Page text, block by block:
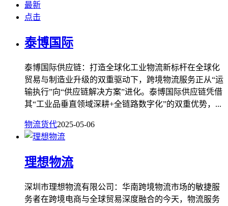
最新
点击
泰博国际
泰博国际供应链：打造全球化工业物流新标杆在全球化
贸易与制造业升级的双重驱动下，跨境物流服务正从“运
输执行”向“供应链解决方案”进化。泰博国际供应链凭借
其“工业品垂直领域深耕+全链路数字化”的双重优势，...
物流货代2025-05-06
理想物流
深圳市理想物流有限公司：华南跨境物流市场的敏捷服
务者在跨境电商与全球贸易深度融合的今天，物流服务